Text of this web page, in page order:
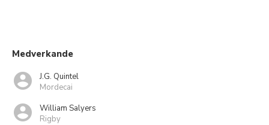
Medverkande
J.G. Quintel
Mordecai
William Salyers
Rigby